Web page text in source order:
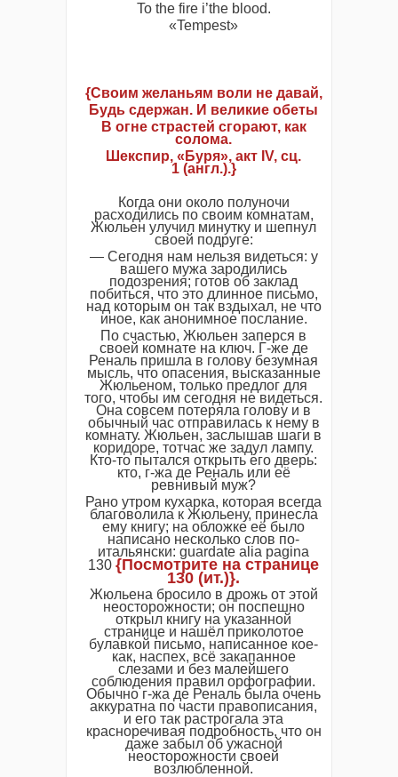
To the fire i’the blood.
«Tempest»
{Своим желаньям воли не давай,
Будь сдержан. И великие обеты
В огне страстей сгорают, как
солома.
Шекспир, «Буря», акт IV, сц.
1 (англ.).}
Когда они около полуночи
расходились по своим комнатам,
Жюльен улучил минутку и шепнул
своей подруге:
— Сегодня нам нельзя видеться: у
вашего мужа зародились
подозрения; готов об заклад
побиться, что это длинное письмо,
над которым он так вздыхал, не что
иное, как анонимное послание.
По счастью, Жюльен заперся в
своей комнате на ключ. Г-же де
Реналь пришла в голову безумная
мысль, что опасения, высказанные
Жюльеном, только предлог для
того, чтобы им сегодня не видеться.
Она совсем потеряла голову и в
обычный час отправилась к нему в
комнату. Жюльен, заслышав шаги в
коридоре, тотчас же задул лампу.
Кто-то пытался открыть его дверь:
кто, г-жа де Реналь или её
ревнивый муж?
Рано утром кухарка, которая всегда
благоволила к Жюльену, принесла
ему книгу; на обложке её было
написано несколько слов по-
итальянски: guardate alia pagina
130 {Посмотрите на странице
130 (ит.)}.
Жюльена бросило в дрожь от этой
неосторожности; он поспешно
открыл книгу на указанной
странице и нашёл приколотое
булавкой письмо, написанное кое-
как, наспех, всё закапанное
слезами и без малейшего
соблюдения правил орфографии.
Обычно г-жа де Реналь была очень
аккуратна по части правописания,
и его так растрогала эта
красноречивая подробность, что он
даже забыл об ужасной
неосторожности своей
возлюбленной.